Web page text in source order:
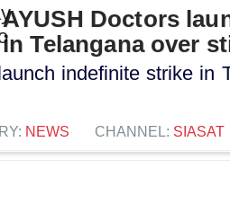
AYUSH Doctors
in Telangana over
indefinite strike in
NEWS CHANNEL: SIASAT